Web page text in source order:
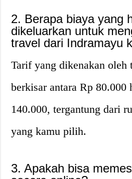
2. Berapa biaya yang
dikeluarkan untuk
travel dari Indramayu
Tarif yang dikenakan oleh
berkisar antara Rp 80.000
140.000, tergantung dari
yang kamu pilih.
3. Apakah bisa